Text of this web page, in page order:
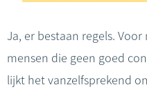
Ja, er bestaan regels.
mensen die geen goed
lijkt het vanzelfsprekend